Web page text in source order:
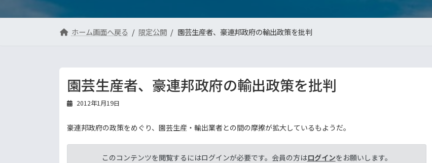
ホーム画面へ戻る 限定公開 園芸生産者、豪連邦政府の輸出政策を批判
園芸生産者、豪連邦政府の輸出政策を批判
2012年1月19日
豪連邦政府の政策をめぐり、園芸生産・輸出業者との間の摩擦が拡大しているもようだ。
このコンテンツを閲覧するにはログインが必要です。会員の方はログインをお願いします。